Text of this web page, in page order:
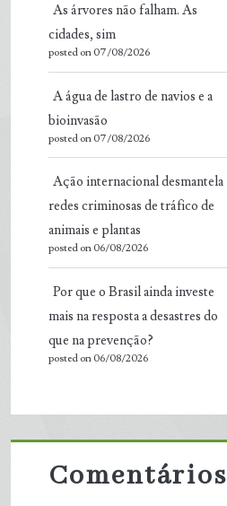
As árvores não falham. As
cidades, sim
posted on 07/08/2026
A água de lastro de navios e a
bioinvasão
posted on 07/08/2026
Ação internacional desmantela
redes criminosas de tráfico de
animais e plantas
posted on 06/08/2026
Por que o Brasil ainda investe
mais na resposta a desastres do
que na prevenção?
posted on 06/08/2026
Comentários